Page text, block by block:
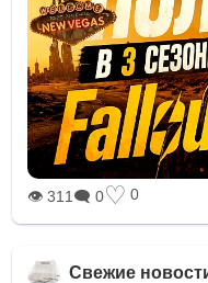
👁 311 🗨 0♡ 0
Свежие